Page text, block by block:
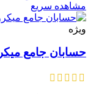
مشاهده سریع
ویژه
حسابان جامع